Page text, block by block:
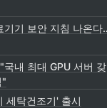
기기 보안 지침 나온다
국내 최대 GPU 서버 갖
"
세탁건조기' 출시